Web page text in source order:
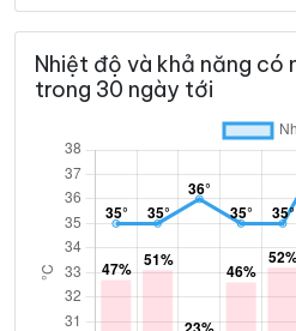
Nhiệt độ và khả năng có
trong 30 ngày tới